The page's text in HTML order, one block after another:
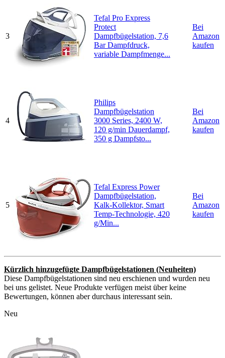
3
Tefal Pro Express
Protect
Dampfbügelstation, 7,6
Bar Dampfdruck,
variable Dampfmenge...
Bei
Amazon
kaufen
4
Philips
Dampfbügelstation
3000 Series, 2400 W,
120 g/min Dauerdampf,
350 g Dampfsto...
Bei
Amazon
kaufen
5
Tefal Express Power
Dampfbügelstation,
Kalk-Kollektor, Smart
Temp-Technologie, 420
g/Min...
Bei
Amazon
kaufen
Kürzlich hinzugefügte Dampfbügelstationen (Neuheiten)
Diese Dampfbügelstationen sind neu erschienen und wurden neu
bei uns gelistet. Neue Produkte verfügen meist über keine
Bewertungen, können aber durchaus interessant sein.
Neu